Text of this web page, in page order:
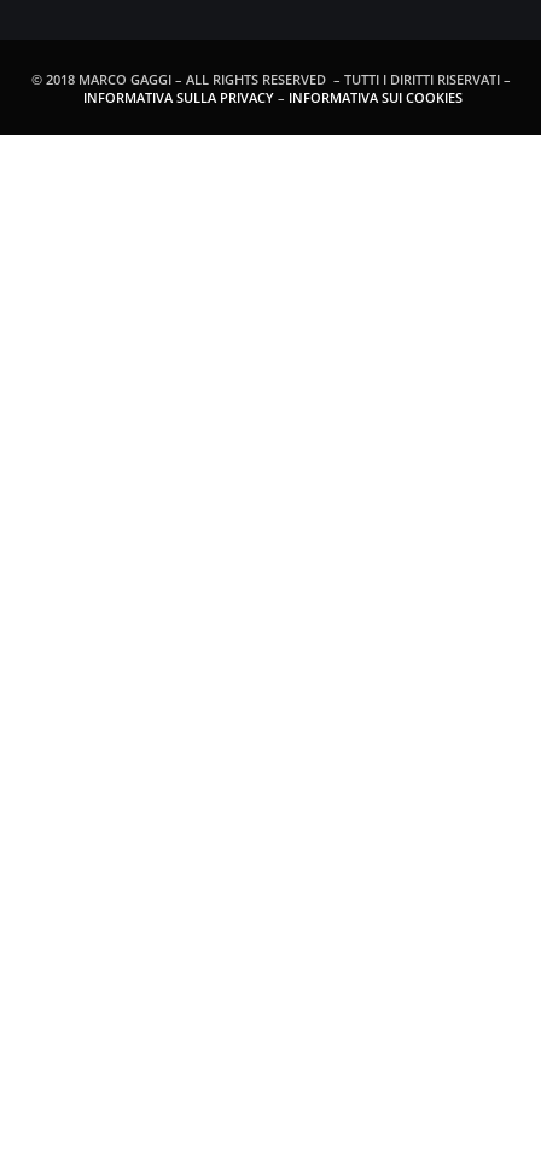
© 2018 MARCO GAGGI – ALL RIGHTS RESERVED – TUTTI I DIRITTI RISERVATI –
INFORMATIVA SULLA PRIVACY– INFORMATIVA SUI COOKIES